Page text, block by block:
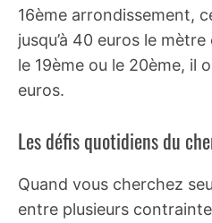
16ème arrondissement,
jusqu’à 40 euros le
le 19ème ou le 20ème, il
euros.
Les défis quotidiens du
Quand vous cherchez
entre plusieurs